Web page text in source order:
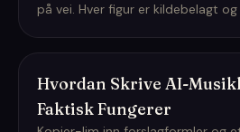
på vei. Hver figur er kildebelagt
Hvordan Skrive AI-
Faktisk Fungerer